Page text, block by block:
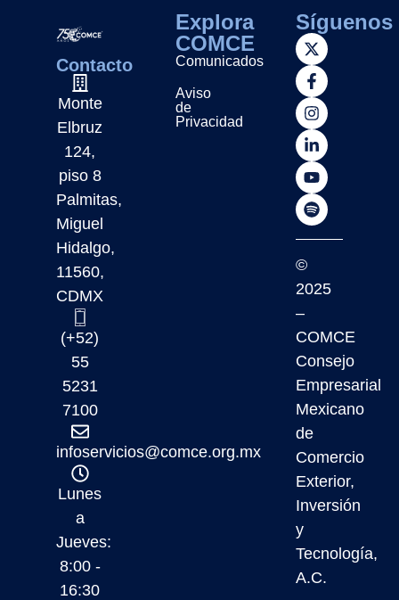
Contacto
Monte
Elbruz
124,
piso 8
Palmitas,
Miguel
Hidalgo,
11560,
CDMX
(+52)
55
5231
7100
infoservicios@comce.org.mx
Lunes
a
Jueves:
8:00 -
16:30
Explora
COMCE
Comunicados
Aviso
de
Privacidad
Síguenos
©
2025
–
COMCE
Consejo
Empresarial
Mexicano
de
Comercio
Exterior,
Inversión
y
Tecnología,
A.C.